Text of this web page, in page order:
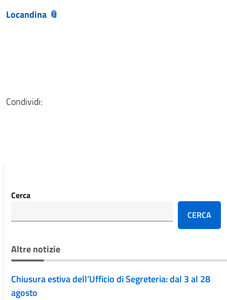
Locandina
Condividi:
Cerca
CERCA
Altre notizie
Chiusura estiva dell’Ufficio di Segreteria: dal 3 al 28
agosto